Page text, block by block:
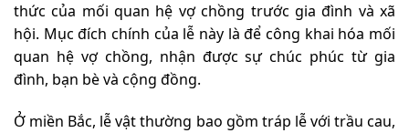
thức của mối quan hệ vợ chồng trước gia đình và xã
hội. Mục đích chính của lễ này là để công khai hóa mối
quan hệ vợ chồng, nhận được sự chúc phúc từ gia
đình, bạn bè và cộng đồng.
Ở miền Bắc, lễ vật thường bao gồm tráp lễ với trầu cau,